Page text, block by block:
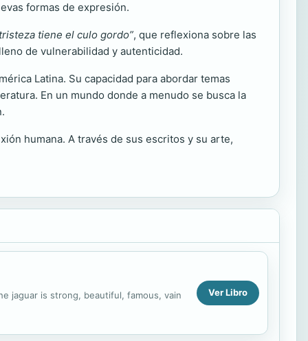
formas de expresión.
tiene el culo gordo”, que reflexiona sobre las
de vulnerabilidad y autenticidad.
Latina. Su capacidad para abordar temas
En un mundo donde a menudo se busca la
humana. A través de sus escritos y su arte,
jaguar is strong, beautiful, famous, vain Ver Libro